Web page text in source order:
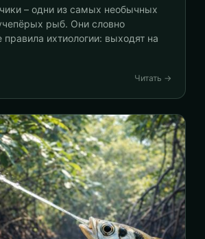
– одни из самых необычных
рыб. Они словно
ихтиологии: выходят на
Читать →